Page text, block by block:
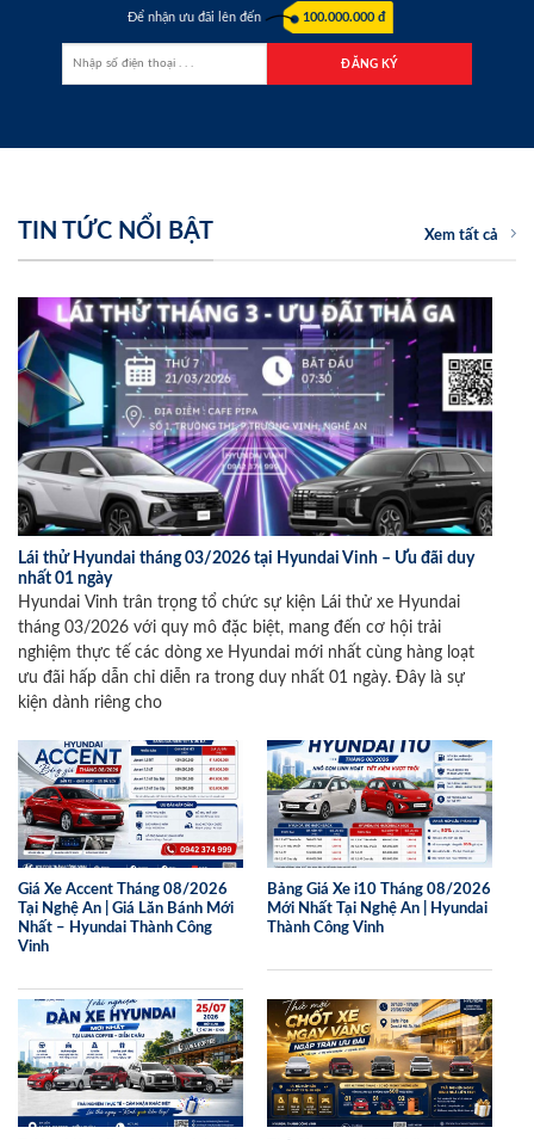
Để nhận ưu đãi lên đến 100.000.000 đ
TIN TỨC NỔI BẬT Xem tất cả
Lái thử Hyundai tháng 03/2026 tại Hyundai Vinh – Ưu đãi duy
nhất 01 ngày
Hyundai Vinh trân trọng tổ chức sự kiện Lái thử xe Hyundai
tháng 03/2026 với quy mô đặc biệt, mang đến cơ hội trải
nghiệm thực tế các dòng xe Hyundai mới nhất cùng hàng loạt
ưu đãi hấp dẫn chỉ diễn ra trong duy nhất 01 ngày. Đây là sự
kiện dành riêng cho
Giá Xe Accent Tháng 08/2026
Tại Nghệ An | Giá Lăn Bánh Mới
Nhất – Hyundai Thành Công
Vinh
Bảng Giá Xe i10 Tháng 08/2026
Mới Nhất Tại Nghệ An | Hyundai
Thành Công Vinh